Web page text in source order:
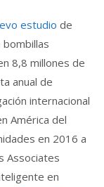
estudio de
8,8 millones de
anual de
internacional
América del
en 2016 a
Associates
en